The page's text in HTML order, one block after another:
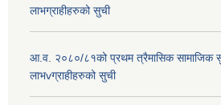
लाभग्राहीहरुको सुची
आ.व. २०८०/८१को प्रथम त्रैमासिक सामाजिक
लाभvग्राहीहरुको सुची